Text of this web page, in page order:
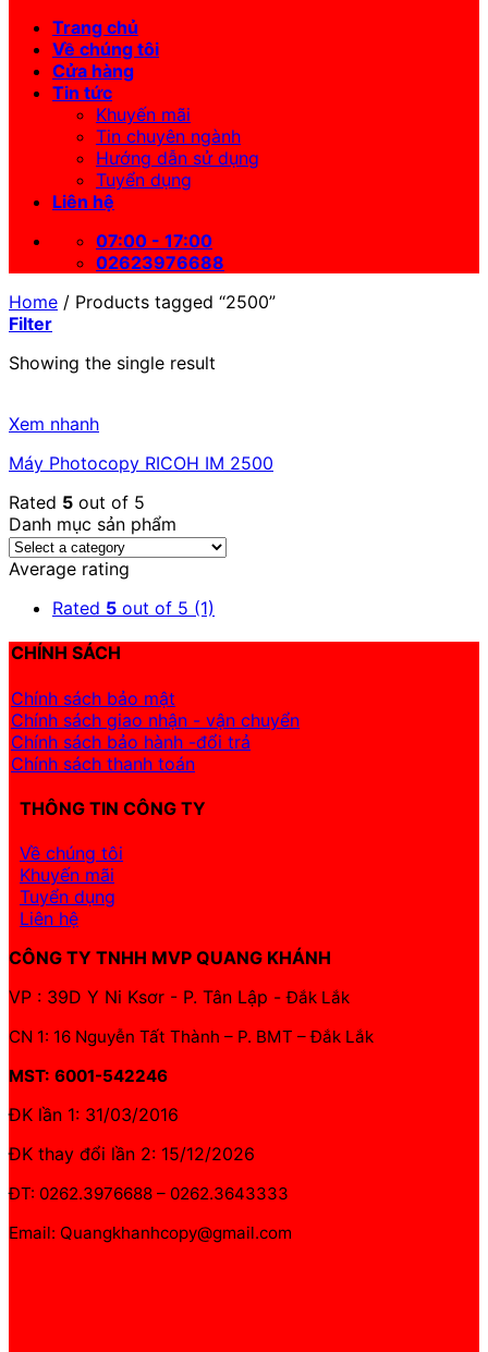
Trang chủ
Về chúng tôi
Cửa hàng
Tin tức
Khuyến mãi
Tin chuyên ngành
Hướng dẫn sử dụng
Tuyển dụng
Liên hệ
07:00 - 17:00
02623976688
Home / Products tagged “2500”
Filter
Showing the single result
Xem nhanh
Máy Photocopy RICOH IM 2500
Rated 5 out of 5
Danh mục sản phẩm
Average rating
Rated 5 out of 5 (1)
CHÍNH SÁCH
Chính sách bảo mật
Chính sách giao nhận - vận chuyển
Chính sách bảo hành -đổi trả
Chính sách thanh toán
THÔNG TIN CÔNG TY
Về chúng tôi
Khuyến mãi
Tuyển dụng
Liên hệ
CÔNG TY TNHH MVP QUANG KHÁNH
VP : 39D Y Ni Ksơr - P. Tân Lập -Đắk Lắk
CN 1: 16 Nguyễn Tất Thành – P. BMT – Đắk Lắk
MST: 6001-542246
ĐK lần 1: 31/03/2016
ĐK thay đổi lần 2: 15/12/2026
ĐT: 0262.3976688 – 0262.3643333
Email: Quangkhanhcopy@gmail.com